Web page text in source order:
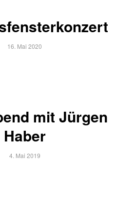
16. Mai 2020
mit Jürgen
Haber
4. Mai 2019